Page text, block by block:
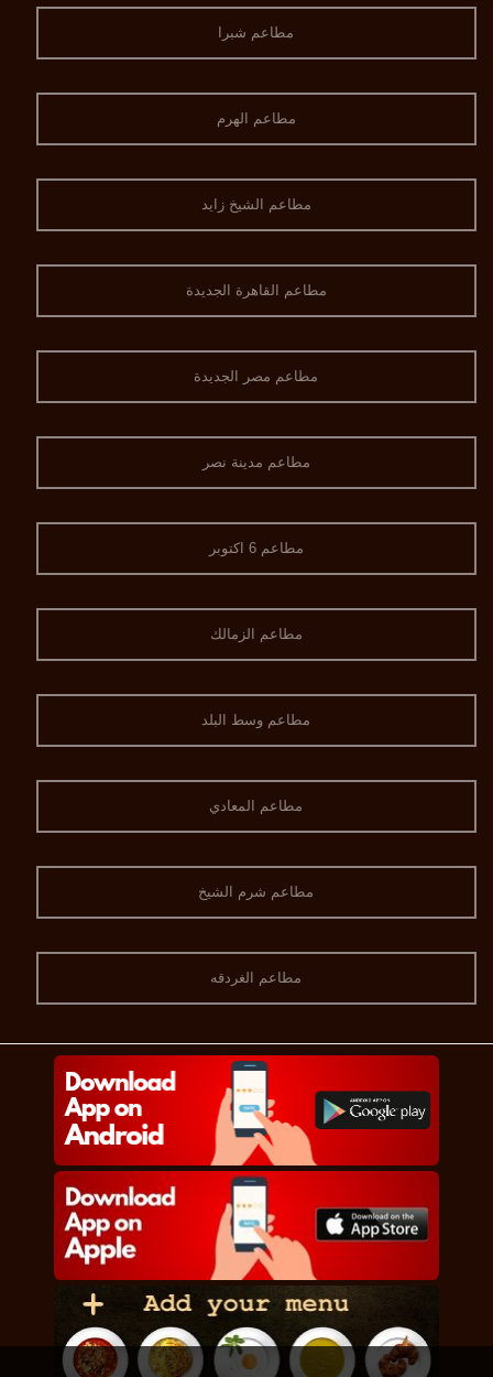
مطاعم شبرا
مطاعم الهرم
مطاعم الشيخ زايد
مطاعم القاهرة الجديدة
مطاعم مصر الجديدة
مطاعم مدينة نصر
مطاعم 6 اكتوبر
مطاعم الزمالك
مطاعم وسط البلد
مطاعم المعادي
مطاعم شرم الشيخ
مطاعم الغردقه